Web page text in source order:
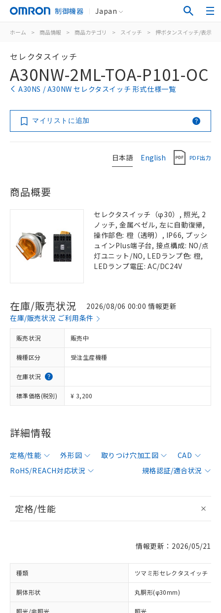
制御機器 Japan
ホーム > 商品情報 > 商品カテゴリ > スイッチ > 押ボタンスイッチ/表示灯
セレクタスイッチ
A30NW-2ML-TOA-P101-OC
A30NS / A30NW セレクタスイッチ 形式仕様一覧
マイリストに追加
日本語 English PDF出力
商品概要
セレクタスイッチ（φ30）, 照光, 2
ノッチ, 金属ベゼル, 左に自動復帰,
操作部色: 橙（透明）, IP66, プッシ
ュインPlus端子台, 接点構成: NO/点
灯ユニット/NO, LEDランプ色: 橙,
LEDランプ電圧: AC/DC24V
在庫/販売状況
2026/08/06 00:00 情報更新
在庫/販売状況 ご利用条件
販売状況 販売中
機種区分 受注生産機種
在庫状況
標準価格(税別) ¥ 3,200
詳細情報
定格/性能 外形図 取りつけ穴加工図
CAD
RoHS/REACH対応状況
規格認証/適合状況
定格/性能
情報更新：2026/05/21
種類 ツマミ形セレクタスイッチ
胴体形状 丸胴形(φ30mm)
照光/非照光 照光